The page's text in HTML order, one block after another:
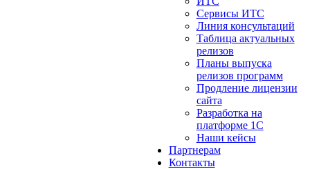
Сервисы ИТС
Линия консультаций
Таблица актуальных
релизов
Планы выпуска
релизов программ
Продление лицензии
сайта
Разработка на
платформе 1С
Наши кейсы
Партнерам
Контакты